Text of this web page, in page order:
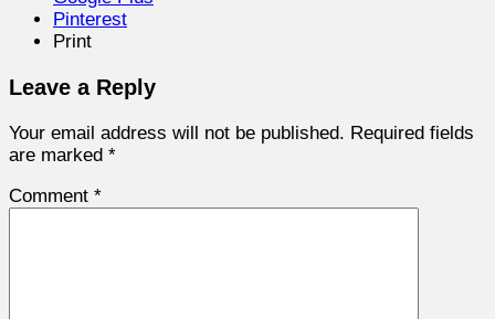
Pinterest
Print
Leave a Reply
Your email address will not be published. Required fields
are marked *
Comment *